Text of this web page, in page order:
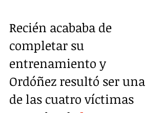
Recién acababa de
completar su
entrenamiento y
Ordóñez resultó ser una
de las cuatro víctimas